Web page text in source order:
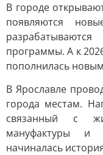
В городе
появляются
программы. А к
пополнилась
В Ярославле
города местам.
связанный с
мануфактуры и
начиналась